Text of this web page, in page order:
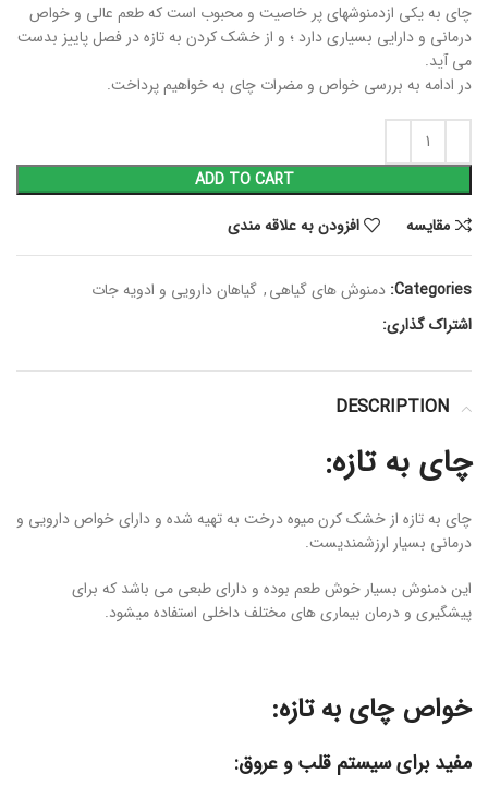
چای به یکی ازدمنوشهای پر خاصیت و محبوب است که طعم عالی و خواص
درمانی و دارایی بسیاری دارد ؛ و از خشک کردن به تازه در فصل پاییز بدست
می آید.
در ادامه به بررسی خواص و مضرات چای به خواهیم پرداخت.
ADD TO CART
مقايسه
افزودن به علاقه مندی
Categories: دمنوش های گیاهی, گیاهان دارویی و ادویه جات
اشتراک گذاری:
DESCRIPTION
چای به تازه:
چای به تازه از خشک کرن میوه درخت به تهیه شده و دارای خواص دارویی و
درمانی بسیار ارزشمندیست.
این دمنوش بسیار خوش طعم بوده و دارای طبعی می باشد که برای
پیشگیری و درمان بیماری های مختلف داخلی استفاده میشود.
خواص چای به تازه:
مفید برای سیستم قلب و عروق: